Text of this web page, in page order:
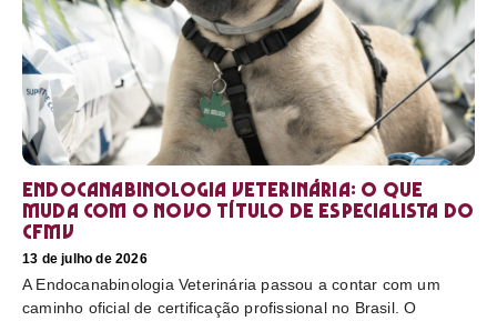
Endocanabinologia Veterinária: o que
muda com o novo título de especialista do
CFMV
13 de julho de 2026
A Endocanabinologia Veterinária passou a contar com um
caminho oficial de certificação profissional no Brasil. O